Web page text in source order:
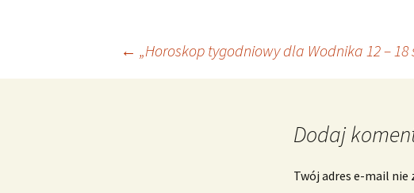
Nawigacja
← „Horoskop tygodniowy dla Wodnika 12 – 18
Dodaj
Twój adres e-mail